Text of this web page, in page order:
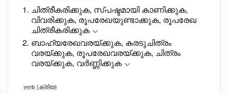
ചിത്രീകരിക്കുക, സ്പഷ്ടമായി കാണിക്കുക,
വിവരിക്കുക, രൂപരേഖയുണ്ടാക്കുക, രൂപരേഖ
ചിത്രീകരിക്കുക
ബാഹ്യരേഖവരയ്ക്കുക, കരടുചിത്രം
വരയ്ക്കുക, രൂപരേഖവരയ്ക്കുക, ചിത്രം
വരയ്ക്കുക, വർണ്ണിക്കുക
verb (ക്രിയ)